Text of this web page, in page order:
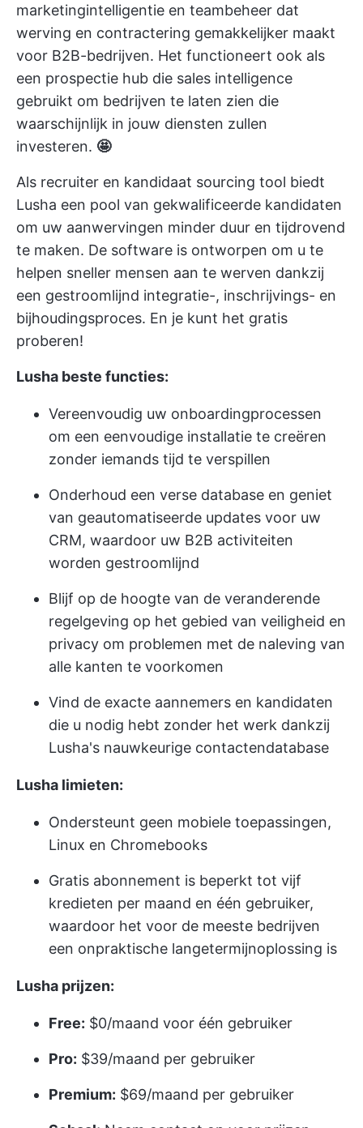
marketingintelligentie en teambeheer dat
werving en contractering gemakkelijker maakt
voor B2B-bedrijven. Het functioneert ook als
een prospectie hub die sales intelligence
gebruikt om bedrijven te laten zien die
waarschijnlijk in jouw diensten zullen
investeren. 🤩
Als recruiter en kandidaat sourcing tool biedt
Lusha een pool van gekwalificeerde kandidaten
om uw aanwervingen minder duur en tijdrovend
te maken. De software is ontworpen om u te
helpen sneller mensen aan te werven dankzij
een gestroomlijnd integratie-, inschrijvings- en
bijhoudingsproces. En je kunt het gratis
proberen!
Lusha beste functies:
Vereenvoudig uw onboardingprocessen
om een eenvoudige installatie te creëren
zonder iemands tijd te verspillen
Onderhoud een verse database en geniet
van geautomatiseerde updates voor uw
CRM, waardoor uw B2B activiteiten
worden gestroomlijnd
Blijf op de hoogte van de veranderende
regelgeving op het gebied van veiligheid en
privacy om problemen met de naleving van
alle kanten te voorkomen
Vind de exacte aannemers en kandidaten
die u nodig hebt zonder het werk dankzij
Lusha's nauwkeurige contactendatabase
Lusha limieten:
Ondersteunt geen mobiele toepassingen,
Linux en Chromebooks
Gratis abonnement is beperkt tot vijf
kredieten per maand en één gebruiker,
waardoor het voor de meeste bedrijven
een onpraktische langetermijnoplossing is
Lusha prijzen:
Free: $0/maand voor één gebruiker
Pro: $39/maand per gebruiker
Premium: $69/maand per gebruiker